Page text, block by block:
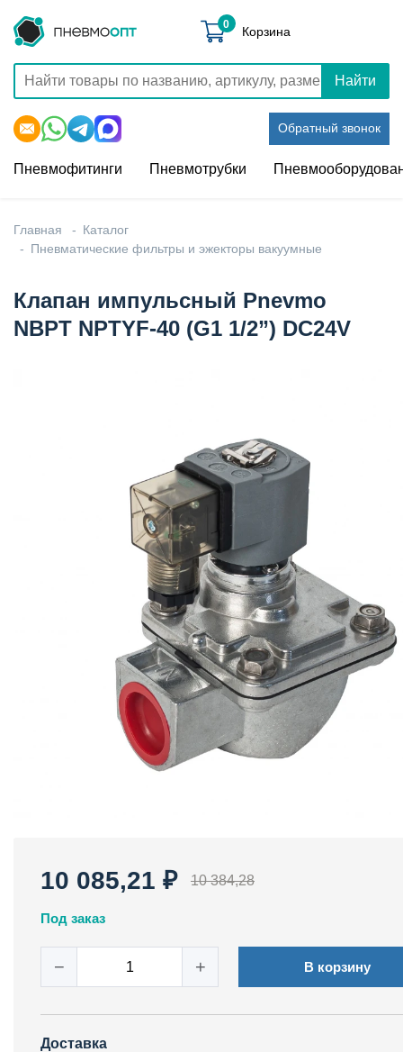
Найти
Обратный звонок
0 Корзина
Пневмофитинги Пневмотрубки
Главная
Каталог
Пневматические фильтры и эжекторы вакуумные
Клапан импульсный Pnevmo
NBPT NPTYF-40 (G1 1/2”) DC24V
10 085,21 ₽ 10 384,28
Под заказ
− + В корзину
Доставка